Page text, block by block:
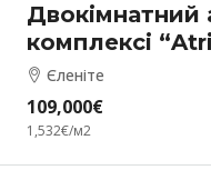
Двокімнатний
комплексі
Єленіте
109,000€
1,532€/м2